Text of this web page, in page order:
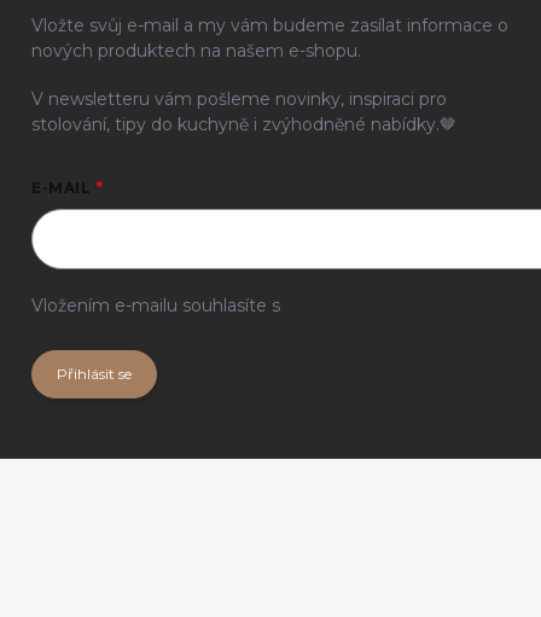
Vložte svůj e-mail a my vám budeme zasílat informace o
nových produktech na našem e-shopu.
V newsletteru vám pošleme novinky, inspiraci pro
stolování, tipy do kuchyně i zvýhodněné nabídky.🤎
E-MAIL
Vložením e-mailu souhlasíte s
Přihlásit se